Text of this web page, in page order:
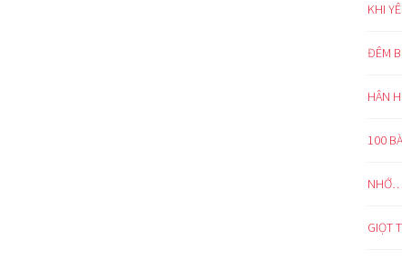
KHI
ĐÊM
HÂN
100
NHỚ…
GIỌT